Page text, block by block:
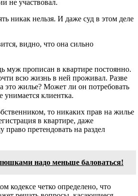
не участвовал.
никак нельзя. И даже суд в этом деле
видно, что она сильно
муж прописан в квартире постоянно.
всю жизнь в ней проживал. Разве
это жилье? Может ли он потребовать
унимается клиентка.
то никаких прав на жилье
в квартире, даже
право претендовать на раздел
надо меньше баловаться!
кодексе четко определено, что